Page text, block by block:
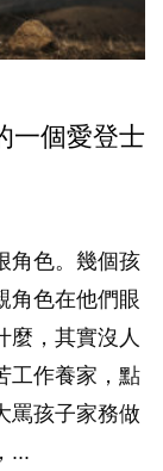
一個愛登士
角色。幾個孩
角色在他們眼
麼，其實沒人
工作養家，點
罵孩子家務做
...